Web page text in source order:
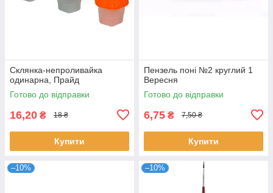
Склянка-непроливайка
одинарна, Прайд
Готово до відправки
16,20 ₴ 18 ₴
Купити
Пензель поні №2 круглий 1
Вересня
Готово до відправки
6,75 ₴ 7,50 ₴
Купити
–10% –10%